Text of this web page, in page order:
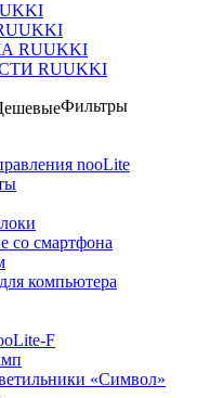
RUUKKI
RUUKKI
Фильтры
nooLite
со смартфона
компьютера
F
«Символ»